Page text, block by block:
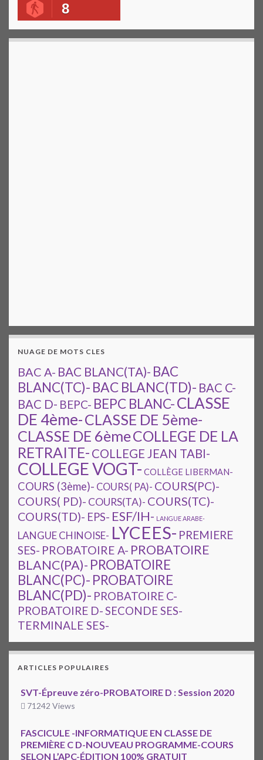
8
NUAGE DE MOTS CLES
BAC A- BAC BLANC(TA)- BAC
BLANC(TC)- BAC BLANC(TD)- BAC C-
BAC D- BEPC- BEPC BLANC-CLASSE
DE 4ème-CLASSE DE 5ème-
CLASSE DE 6èmeCOLLEGE DE LA
RETRAITE- COLLEGE JEAN TABI-
COLLEGE VOGT- COLLÈGE LIBERMAN-
COURS (3ème)- COURS( PA)- COURS(PC)-
COURS( PD)- COURS(TA)- COURS(TC)-
COURS(TD)- EPS- ESF/IH- LANGUE ARABE-
LANGUE CHINOISE- LYCEES- PREMIERE
SES- PROBATOIRE A- PROBATOIRE
BLANC(PA)- PROBATOIRE
BLANC(PC)- PROBATOIRE
BLANC(PD)- PROBATOIRE C-
PROBATOIRE D-SECONDE SES-
TERMINALE SES-
ARTICLES POPULAIRES
SVT-Épreuve zéro-PROBATOIRE D : Session 2020
71242 Views
FASCICULE -INFORMATIQUE EN CLASSE DE
PREMIÈRE C D-NOUVEAU PROGRAMME-COURS
SELON L’APC-ÉDITION 100% GRATUIT